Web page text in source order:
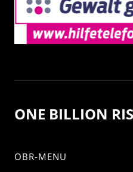
ONE BILLION
OBR-MENU